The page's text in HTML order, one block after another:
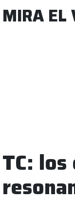
MIRA EL
TC: los